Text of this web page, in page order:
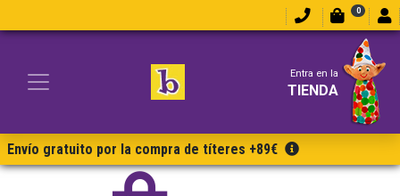
0
Entra en la
TIENDA
Envío gratuito por la compra de títeres +89€